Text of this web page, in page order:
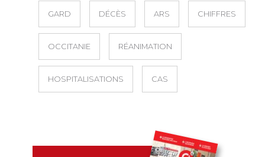
GARD DÉCÈS ARS CHIFFRES
OCCITANIE RÉANIMATION
HOSPITALISATIONS CAS